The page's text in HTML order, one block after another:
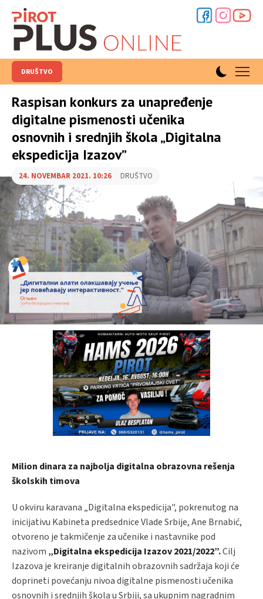
DRUŠTVO
Raspisan konkurs za unapređenje
digitalne pismenosti učenika
osnovnih i srednjih škola „Digitalna
ekspedicija Izazov”
24. NOVEMBAR 2021. 10:26 DRUŠTVO
Milion dinara za najbolja digitalna obrazovna rešenja
školskih timova
U okviru karavana „Digitalna ekspedicija", pokrenutog na
inicijativu Kabineta predsednice Vlade Srbije, Ane Brnabić,
otvoreno je takmičenje za učenike i nastavnike pod
nazivom „Digitalna ekspedicija Izazov 2021/2022”.Cilj
Izazova je kreiranje digitalnih obrazovnih sadržaja koji će
doprineti povećanju nivoa digitalne pismenosti učenika
osnovnih i srednjih škola u Srbiji, sa ukupnim nagradnim